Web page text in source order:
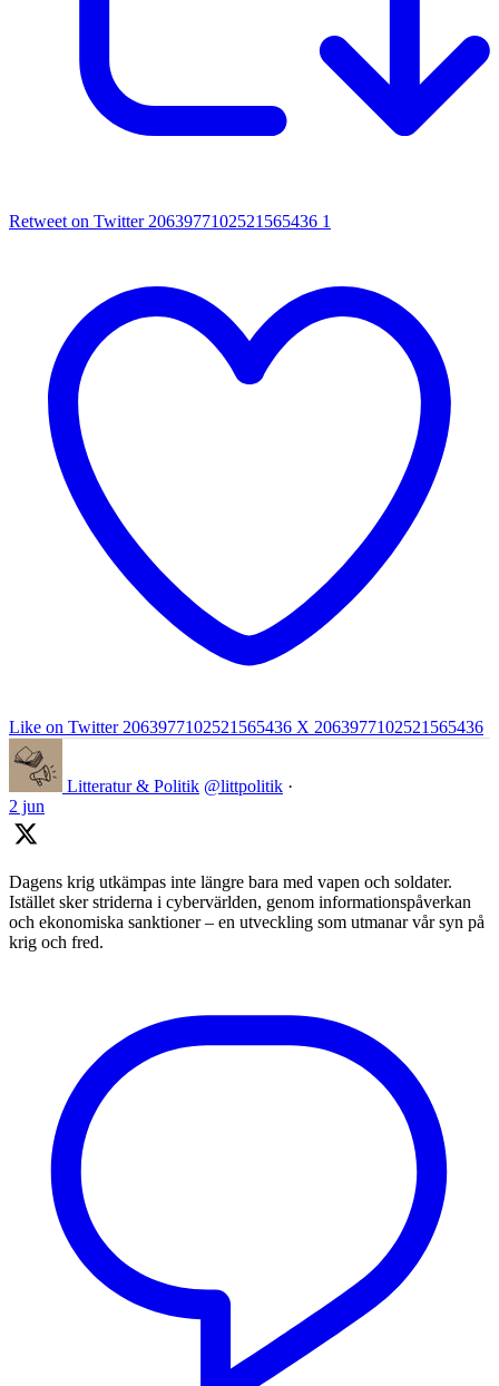
Retweet on Twitter 2063977102521565436 1
Like on Twitter 2063977102521565436 X 2063977102521565436
Litteratur & Politik @littpolitik ·
2 jun
Dagens krig utkämpas inte längre bara med vapen och soldater.
Istället sker striderna i cybervärlden, genom informationspåverkan
och ekonomiska sanktioner – en utveckling som utmanar vår syn på
krig och fred.